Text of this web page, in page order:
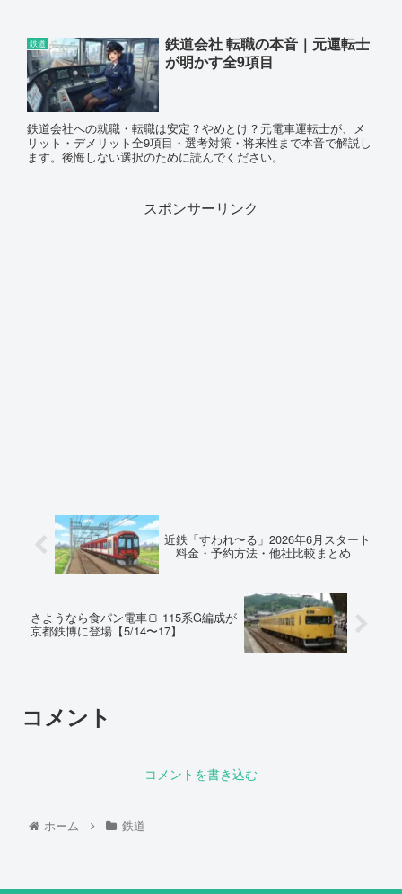
鉄道
鉄道会社 転職の本音｜元運転士
が明かす全9項目
鉄道会社への就職・転職は安定？やめとけ？元電車運転士が、メ
リット・デメリット全9項目・選考対策・将来性まで本音で解説し
ます。後悔しない選択のために読んでください。
スポンサーリンク
近鉄「すわれ〜る」2026年6月スタート
｜料金・予約方法・他社比較まとめ
さようなら食パン電車🍞 115系G編成が
京都鉄博に登場【5/14〜17】
コメント
コメントを書き込む
ホーム 鉄道